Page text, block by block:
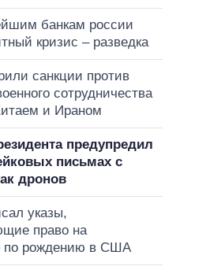
банкам россии
кризис – разведка
санкции против
сотрудничества
и Ираном
предупредил
письмах с
дронов
указы,
право на
по рождению в США